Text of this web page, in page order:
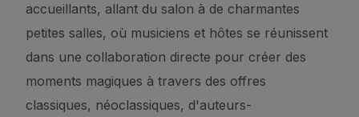
accueillants, allant du salon à de charmantes
petites salles, où musiciens et hôtes se réunissent
dans une collaboration directe pour créer des
moments magiques à travers des offres
classiques, néoclassiques, d'auteurs-